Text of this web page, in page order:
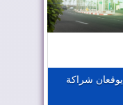
أطلنطاسند للتأمين وأوطو 24 يوقعان شراكة